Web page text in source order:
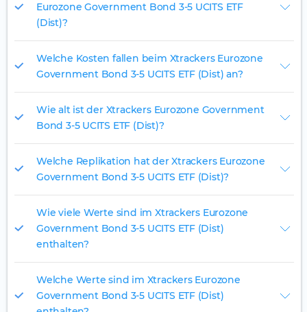
Eurozone Government Bond 3-5 UCITS ETF
(Dist)?
Welche Kosten fallen beim Xtrackers Eurozone
Government Bond 3-5 UCITS ETF (Dist) an?
Wie alt ist der Xtrackers Eurozone Government
Bond 3-5 UCITS ETF (Dist)?
Welche Replikation hat der Xtrackers Eurozone
Government Bond 3-5 UCITS ETF (Dist)?
Wie viele Werte sind im Xtrackers Eurozone
Government Bond 3-5 UCITS ETF (Dist)
enthalten?
Welche Werte sind im Xtrackers Eurozone
Government Bond 3-5 UCITS ETF (Dist)